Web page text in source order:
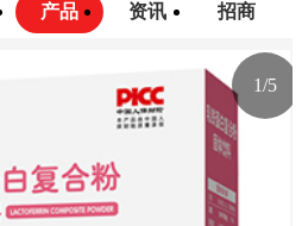
产品 资讯 招商
1/5